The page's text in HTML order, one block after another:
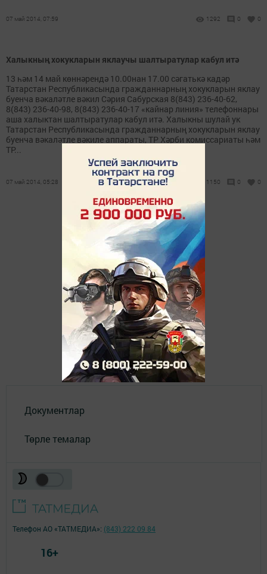
07 май 2014, 07:59 1292 0 0
Халыкның хокукларын яклаучы шалтыратулар кабул итә
13 һәм 14 май көннәрендә 10.00нан 17.00 сәгатькә кадәр
Татарстан Республикасында гражданнарның хокукларын яклау
буенча вәкаләтле вәкил Сәрия Сабурская 8(843) 236-40-62,
8(843) 236-40-98, 8(843) 236-40-17 «кайнар линия» телефоннары
аша халыктан шалтыратулар кабул итә. Халыкны шулай ук
Татарстан Республикасында гражданнарның хокукларын яклау
буенча вәкаләтле вәкиле аппараты, ТР Хәрби комиссариаты һәм
ТР...
07 май 2014, 05:28 1150 0 0
Документлар
Төрле темалар
Телефон АО «ТАТМЕДИА»: (843) 222 09 84
16+